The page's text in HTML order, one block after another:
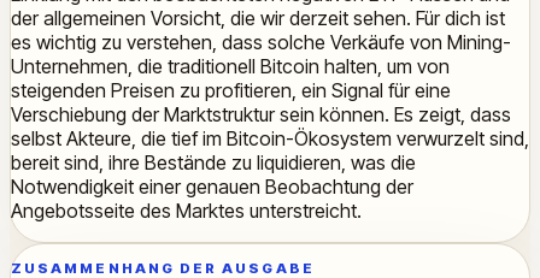
der allgemeinen Vorsicht, die wir derzeit sehen. Für dich ist
es wichtig zu verstehen, dass solche Verkäufe von Mining-
Unternehmen, die traditionell Bitcoin halten, um von
steigenden Preisen zu profitieren, ein Signal für eine
Verschiebung der Marktstruktur sein können. Es zeigt, dass
selbst Akteure, die tief im Bitcoin-Ökosystem verwurzelt sind,
bereit sind, ihre Bestände zu liquidieren, was die
Notwendigkeit einer genauen Beobachtung der
Angebotsseite des Marktes unterstreicht.
ZUSAMMENHANG DER AUSGABE